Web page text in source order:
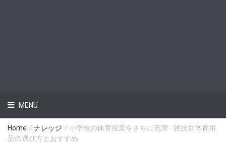
MENU
Home / ナレッジ / 小学校の体育授業をさらに充実 - 競技別体育用
品の選び方とおすすめ